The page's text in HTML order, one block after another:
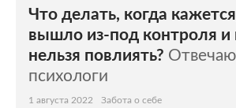
Что делать, когда
вышло из-под контроля и
нельзя повлиять?
психологи
1 августа 2022 Забота о себе